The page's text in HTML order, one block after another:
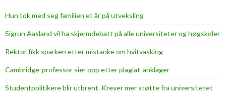
i
d
e
t
t
e
h
Hun tok med seg familien et år på utveksling
Sigrun Aasland vil ha skjerm­debatt på alle universiteter og høgskoler
Rektor fikk sparken etter mistanke om hvitvasking
Cambridge-professor sier opp etter plagiat-anklager
Studentpolitikere blir utbrent. Krever mer støtte fra universitetet